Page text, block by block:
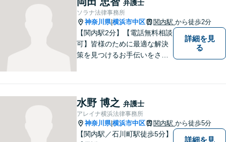
せるようになるための支援を
いたします。
弁護士
ソラナ法律事務所
神奈川県|横浜市中区 関内駅 から徒歩2分
【関内駅2分】【電話無料相談
可】皆様のために最適な解決
策を見つけるお手伝いをさせ
ポートを提供します。どうぞ
お気軽にご相談ください。
詳細を見
る
水野 博之 弁護士
アレイナ横浜法律事務所
神奈川県|横浜市中区 関内駅 から徒歩5分
【関内駅／石川町駅徒歩5分】
詳細を見